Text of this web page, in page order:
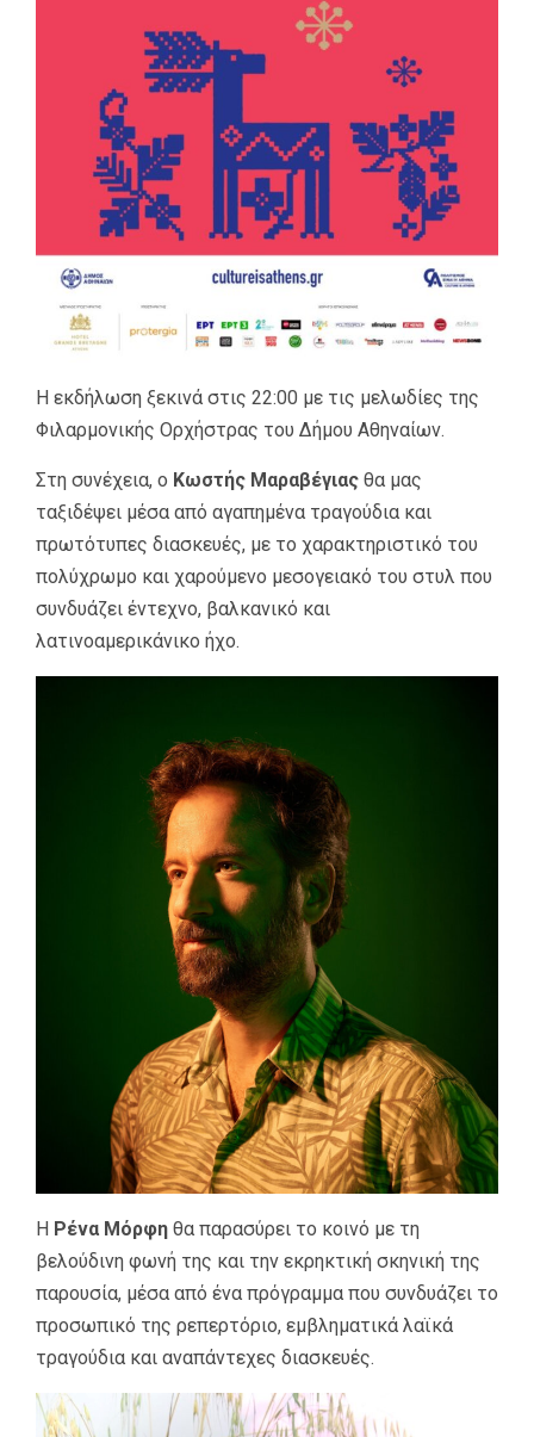
Η εκδήλωση ξεκινά στις 22:00 με τις μελωδίες της
Φιλαρμονικής Ορχήστρας του Δήμου Αθηναίων.
Στη συνέχεια, ο Κωστής Μαραβέγιας θα μας
ταξιδέψει μέσα από αγαπημένα τραγούδια και
πρωτότυπες διασκευές, με το χαρακτηριστικό του
πολύχρωμο και χαρούμενο μεσογειακό του στυλ που
συνδυάζει έντεχνο, βαλκανικό και
λατινοαμερικάνικο ήχο.
Η Ρένα Μόρφη θα παρασύρει το κοινό με τη
βελούδινη φωνή της και την εκρηκτική σκηνική της
παρουσία, μέσα από ένα πρόγραμμα που συνδυάζει το
προσωπικό της ρεπερτόριο, εμβληματικά λαϊκά
τραγούδια και αναπάντεχες διασκευές.